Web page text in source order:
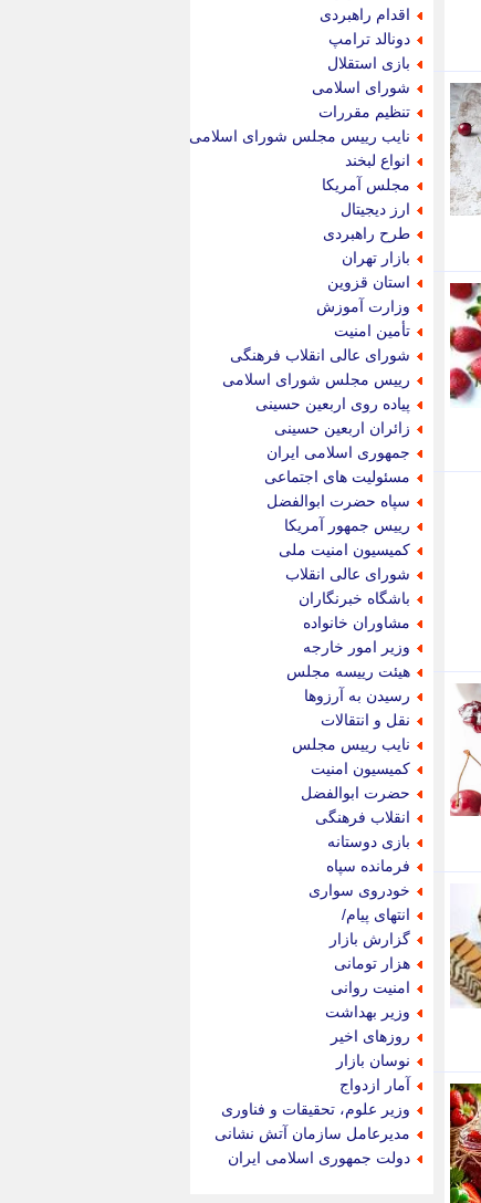
اقدام راهبردی
دونالد ترامپ
بازی استقلال
شورای اسلامی
تنظیم مقررات
نایب رییس مجلس شورای اسلامی
انواع لبخند
مجلس آمریکا
ارز دیجیتال
طرح راهبردی
بازار تهران
استان قزوین
وزارت آموزش
تأمین امنیت
شورای عالی انقلاب فرهنگی
رییس مجلس شورای اسلامی
پیاده روی اربعین حسینی
زائران اربعین حسینی
جمهوری اسلامی ایران
مسئولیت های اجتماعی
سپاه حضرت ابوالفضل
رییس جمهور آمریکا
کمیسیون امنیت ملی
شورای عالی انقلاب
باشگاه خبرنگاران
مشاوران خانواده
وزیر امور خارجه
هیئت رییسه مجلس
رسیدن به آرزوها
نقل و انتقالات
نایب رییس مجلس
کمیسیون امنیت
حضرت ابوالفضل
انقلاب فرهنگی
بازی دوستانه
فرمانده سپاه
خودروی سواری
انتهای پیام/
گزارش بازار
هزار تومانی
امنیت روانی
وزیر بهداشت
روزهای اخیر
نوسان بازار
آمار ازدواج
وزیر علوم، تحقیقات و فناوری
مدیرعامل سازمان آتش نشانی
دولت جمهوری اسلامی ایران